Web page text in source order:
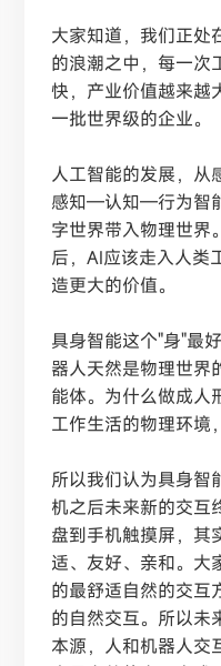
大家知道，我们正处
的浪潮之中，每一次
快，产业价值越来越
一批世界级的企业。
人工智能的发展，从
感知—认知—行为智
字世界带入物理世界
后，AI应该走入人类
造更大的价值。
具身智能这个"身"最
器人天然是物理世界
能体。为什么做成人
工作生活的物理环境
所以我们认为具身智
机之后未来新的交互
盘到手机触摸屏，其
适、友好、亲和。大
的最舒适自然的交互
的自然交互。所以未
本源，人和机器人交